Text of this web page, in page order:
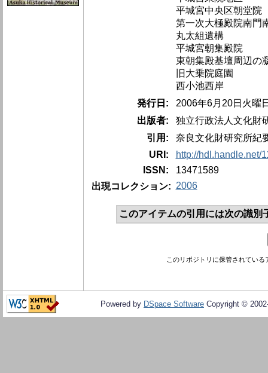
平城宮中央区朝堂院
第一次大極殿院南門
丸太組遺構
平城宮朝集殿院
東朝集殿基壇周辺の
旧大乗院庭園
西小池西岸
発行日:
2006年6月20日火曜
出版者:
独立行政法人文化財
引用:
奈良文化財研究所紀
URI:
http://hdl.handle.net/
ISSN:
13471589
出現コレクション: 2006
このアイテムの引用には次の識
このリポジトリに保管されてい
Powered by DSpace Software Copyright ©